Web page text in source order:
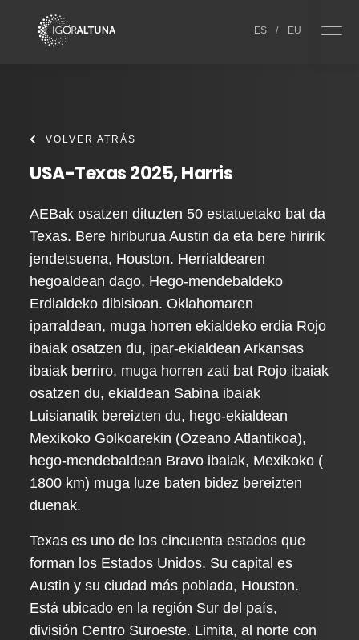
ES / EU
VOLVER ATRÁS
USA-Texas 2025, Harris
AEBak osatzen dituzten 50 estatuetako bat da
Texas. Bere hiriburua Austin da eta bere hiririk
jendetsuena, Houston. Herrialdearen
hegoaldean dago, Hego-mendebaldeko
Erdialdeko dibisioan. Oklahomaren
iparraldean, muga horren ekialdeko erdia Rojo
ibaiak osatzen du, ipar-ekialdean Arkansas
ibaiak berriro, muga horren zati bat Rojo ibaiak
osatzen du, ekialdean Sabina ibaiak
Luisianatik bereizten du, hego-ekialdean
Mexikoko Golkoarekin (Ozeano Atlantikoa),
hego-mendebaldean Bravo ibaiak, Mexikoko (
1800 km) muga luze baten bidez bereizten
duenak.
Texas es uno de los cincuenta estados que
forman los Estados Unidos. Su capital es
Austin y su ciudad más poblada, Houston.
Está ubicado en la región Sur del país,
división Centro Suroeste. Limita, al norte con